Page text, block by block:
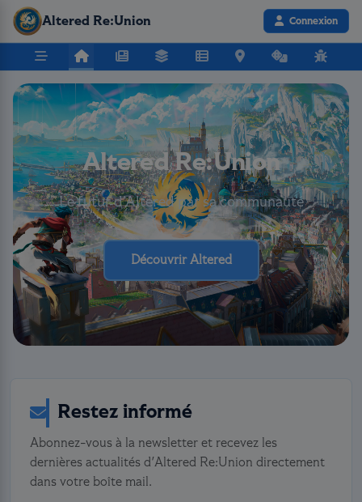
Altered Re:Union Connexion
Altered Re:Union
Le futur d’Altered par sa communauté
Découvrir Altered
Restez informé
Abonnez-vous à la newsletter et recevez les
dernières actualités d'Altered Re:Union directement
dans votre boîte mail.